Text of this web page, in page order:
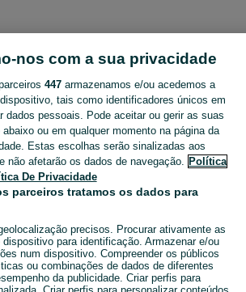
Navegue pelos últimos anúncios de Cão De Água em Coimbra no OLX Portugal. Compre e venda produtos locais com facilidade e segurança. Mostrar
nos com a sua privacidade
447armazenamos e/ou acedemos a
tais como identificadores únicos em
dados pessoais. Pode aceitar ou gerir as suas
ou em qualquer momento na página da
Estas escolhas serão sinalizadas aos
não afetarão os dados de navegação. Política
De Privacidade
parceiros tratamos os dados para
precisos. Procurar ativamente as
para identificação. Armazenar e/ou
num dispositivo. Compreender os públicos
ou combinações de dados de diferentes
da publicidade. Criar perfis para